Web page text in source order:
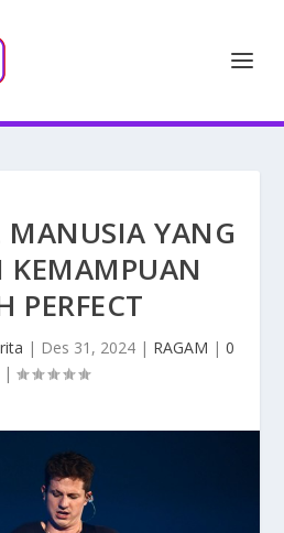
MANUSIA YANG
KEMAMPUAN
PERFECT
| Des 31, 2024 | RAGAM | 0
|